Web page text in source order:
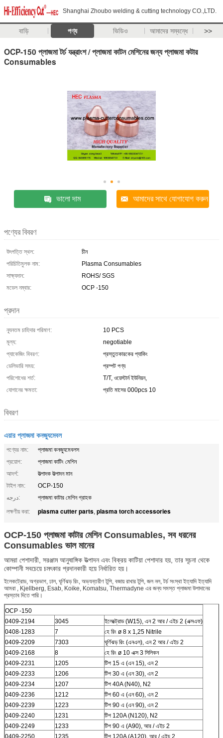
Shanghai Zhoubo welding & cutting technology CO.,LTD.
বাড়ি পণ্য ভিডিও আমাদের সম্বন্ধে >>
OCP-150 প্লাজমা টর্চ যন্ত্রাংশ / প্লাজমা কাটন মেশিনের জন্য প্লাজমা কটার
Consumables
ভালো দাম আমাদের সাথে যোগাযোগ করুন
পণ্যের বিবরণ
উৎপত্তি স্থল:
চীন
পরিচিতিমুলক নাম:
Plasma Consumables
সাক্ষ্যদান:
ROHS/ SGS
মডেল নম্বার:
OCP -150
প্রদান
ন্যূনতম চাহিদার পরিমাণ:
10 PCS
মূল্য:
negotiable
প্যাকেজিং বিবরণ:
প্রস্তুতকারকের প্যাকিং
ডেলিভারি সময়:
প্রম্পট পণ্য
পরিশোধের শর্ত:
T/T, ওয়েস্টার্ন ইউনিয়ন,
যোগানের ক্ষমতা:
প্রতি মাসের 000pcs 10
বিবরণ
এয়ার প্লাজমা কনজ্যুমেবল
পণ্যের নাম:
প্লাজমা কনজ্যুমেবলস
প্রয়োগ:
প্লাজমা কাটিং মেশিন
আদর্শ:
উত্পাদক উত্পাদন মান
টাইপ নাম:
OCP-150
درجه:
প্লাজমা কাটার মেশিন গ্রাহক
লক্ষণীয় করা:
plasma cutter parts, plasma torch accessories
OCP-150 প্লাজমা কাটার মেশিন Consumables, সব ধরনের
Consumables ভাল মানের
আমরা পেশাদারী, সরঞ্জাম আনুষাঙ্গিক উত্পাদন এবং বিক্রয় কাটিয়া পেশাদার হয়, তার সূচনা থেকে
কোম্পানী সবচেয়ে চমৎকার প্রদানকারী হয়ে নির্ধারিত হয়।
ইলেকট্রোড, অগ্রভাগ, ঢাল, ঘূর্ণিঝড় রিং, অভ্যন্তরীণ টুপি, বজায় রাখার টুপি, জল নল, টর্চ সংস্থা ইত্যাদি ইত্যাদি
আমরা , Kjellberg, Esab, Koike, Komatsu, Thermadyne এর জন্য সমস্ত প্লাজমা উপাদানের
প্রস্তাব দিতে পারি।
OCP -150
0409-2194
3045
ইলেক্ট্রোড (W15), এন 2 আর / এইচ 2 (এক্সএফ)
0408-1283
7
হে রিং ø 8 x 1,25 Nitrile
0409-2209
7303
ঘূর্ণিঝড় রিং (এনএল), এন 2 আর / এইচ 2
0409-2168
8
হে রিং ø 10 এক্স 3 সিলিকন
0409-2231
1205
টিপ 15 এ (এন 15), এন 2
0409-2233
1206
টিপ 30 এ (এন 30), এন 2
0409-2234
1207
টিপ 40A (N40), N2
0409-2236
1212
টিপ 60 এ (এন 60), এন 2
0409-2239
1223
টিপ 90 এ (এন 90), এন 2
0409-2240
1231
টিপ 120A (N120), N2
0409-2249
1233
টিপ 90 এ (A90), আর / এইচ 2
0409-2250
1235
টিপ 120A (A120), আর / এইচ 2